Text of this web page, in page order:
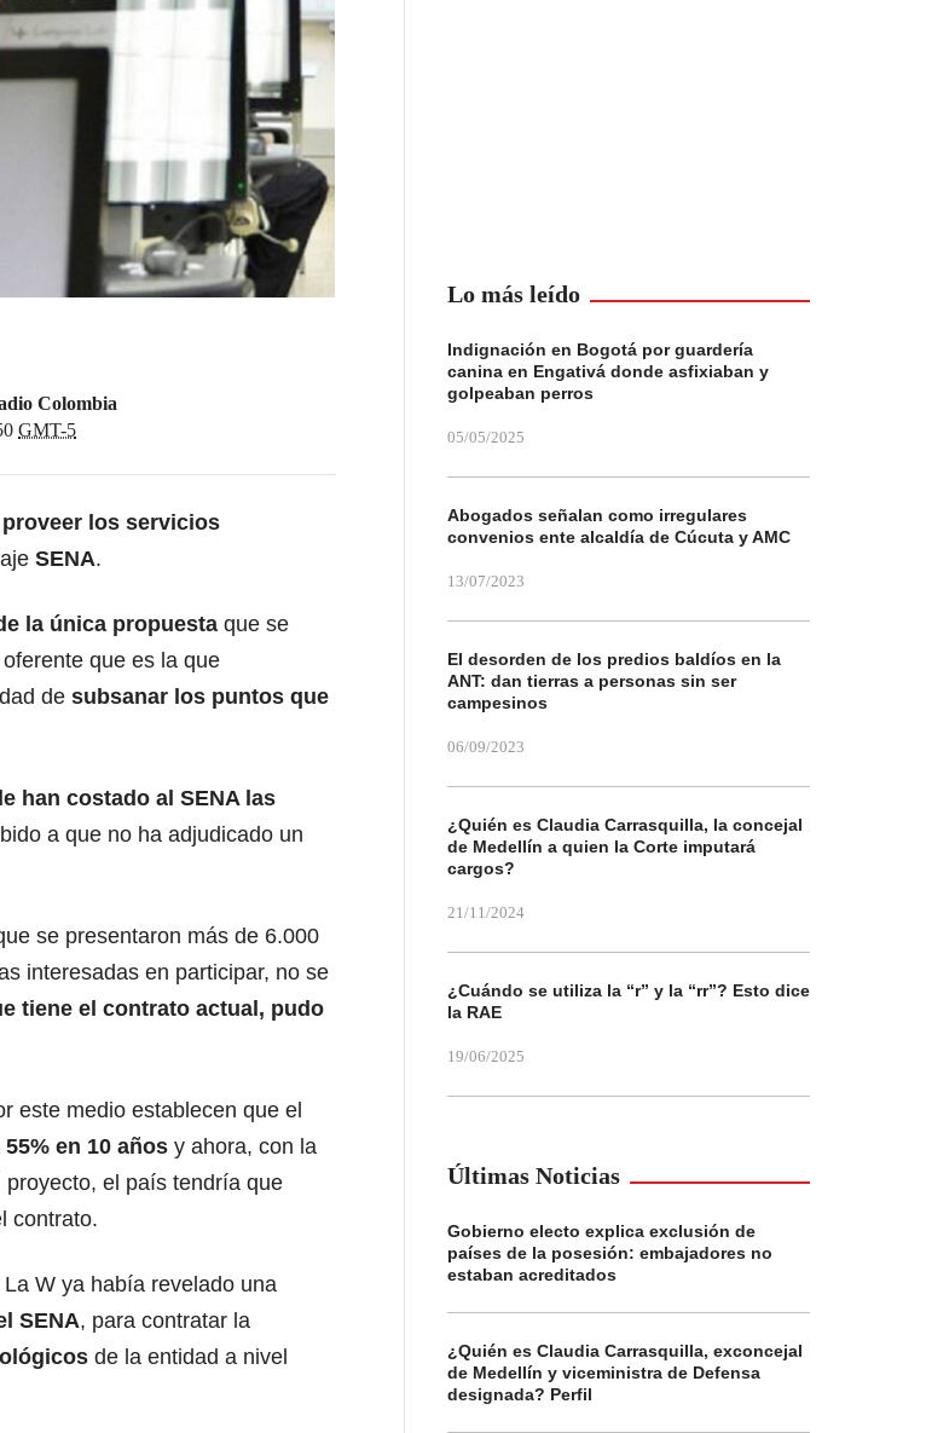
Colombia
GMT-5
los servicios
SENA.
la única propuesta que se
que es la que
de subsanar los puntos que
han costado al SENA las
a que no ha adjudicado un
se presentaron más de 6.000
interesadas en participar, no se
tiene el contrato actual, pudo
este medio establecen que el
en 10 años y ahora, con la
el país tendría que
contrato.
W ya había revelado una
SENA, para contratar la
de la entidad a nivel
Lo más leído
Indignación en Bogotá por guardería
canina en Engativá donde asfixiaban y
golpeaban perros
05/05/2025
Abogados señalan como irregulares
convenios ente alcaldía de Cúcuta y AMC
13/07/2023
El desorden de los predios baldíos en la
ANT: dan tierras a personas sin ser
campesinos
06/09/2023
¿Quién es Claudia Carrasquilla, la concejal
de Medellín a quien la Corte imputará
cargos?
21/11/2024
¿Cuándo se utiliza la “r” y la “rr”? Esto dice
la RAE
19/06/2025
Últimas Noticias
Gobierno electo explica exclusión de
países de la posesión: embajadores no
estaban acreditados
¿Quién es Claudia Carrasquilla, exconcejal
de Medellín y viceministra de Defensa
designada? Perfil